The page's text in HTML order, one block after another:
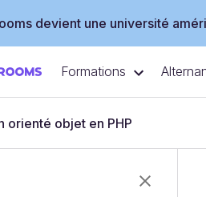
devient une université
Formations
orienté objet en PHP